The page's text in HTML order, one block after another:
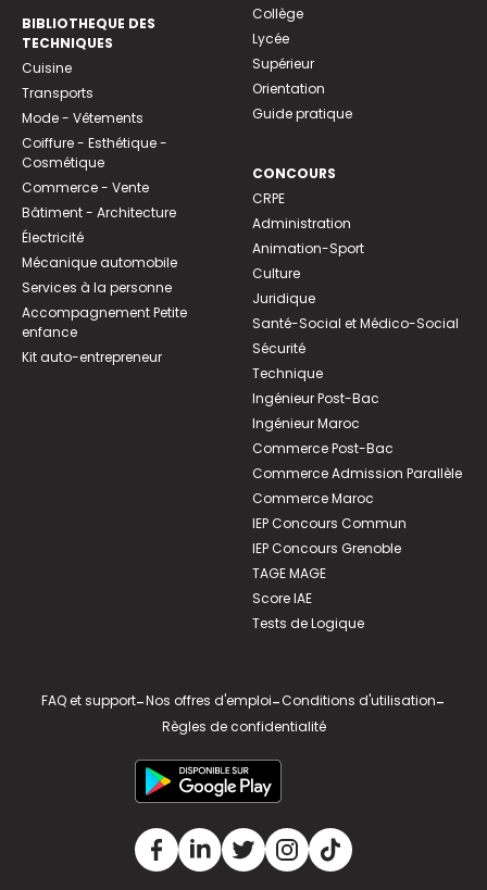
BIBLIOTHEQUE DES
TECHNIQUES
Cuisine
Transports
Mode - Vêtements
Coiffure - Esthétique -
Cosmétique
Commerce - Vente
Bâtiment - Architecture
Électricité
Mécanique automobile
Services à la personne
Accompagnement Petite
enfance
Kit auto-entrepreneur
Collège
Lycée
Supérieur
Orientation
Guide pratique
CONCOURS
CRPE
Administration
Animation-Sport
Culture
Juridique
Santé-Social et Médico-Social
Sécurité
Technique
Ingénieur Post-Bac
Ingénieur Maroc
Commerce Post-Bac
Commerce Admission Parallèle
Commerce Maroc
IEP Concours Commun
IEP Concours Grenoble
TAGE MAGE
Score IAE
Tests de Logique
FAQ et support-Nos offres d'emploi-Conditions d'utilisation-
Règles de confidentialité